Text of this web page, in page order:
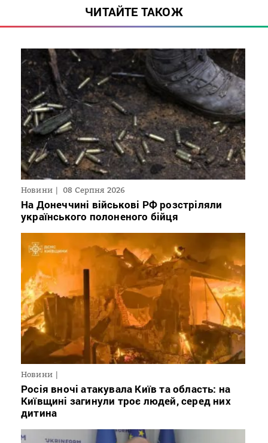
ЧИТАЙТЕ ТАКОЖ
Новини 08 Серпня 2026
На Донеччині військові РФ розстріляли
українського полоненого бійця
Новини
Росія вночі атакувала Київ та область: на
Київщині загинули троє людей, серед них
дитина